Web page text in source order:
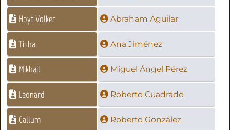
Hoyt Volker Abraham Aguilar
Tisha Ana Jiménez
Mikhail Miguel Ángel Pérez
Leonard Roberto Cuadrado
Callum Roberto González